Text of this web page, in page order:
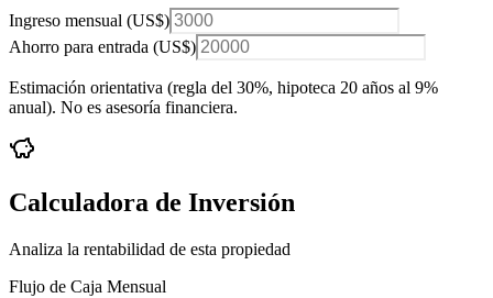
Ingreso mensual (US$)
Ahorro para entrada (US$)
Estimación orientativa (regla del 30%, hipoteca 20 años al 9%
anual). No es asesoría financiera.
Calculadora de Inversión
Analiza la rentabilidad de esta propiedad
Flujo de Caja Mensual